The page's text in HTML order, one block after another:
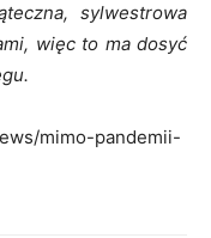
sylwestrowa
więc to ma dosyć
mimo-pandemii-